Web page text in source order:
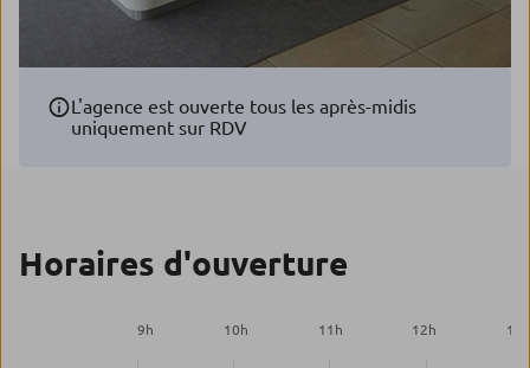
L'agence est ouverte tous les après-midis
uniquement sur RDV
Horaires d'ouverture
9h 10h 11 h 12h 13